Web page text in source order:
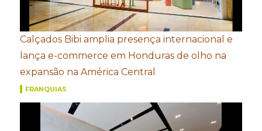
Calçados Bibi amplia presença internacional e
lança e-commerce em Honduras de olho na
expansão na América Central
FRANQUIAS